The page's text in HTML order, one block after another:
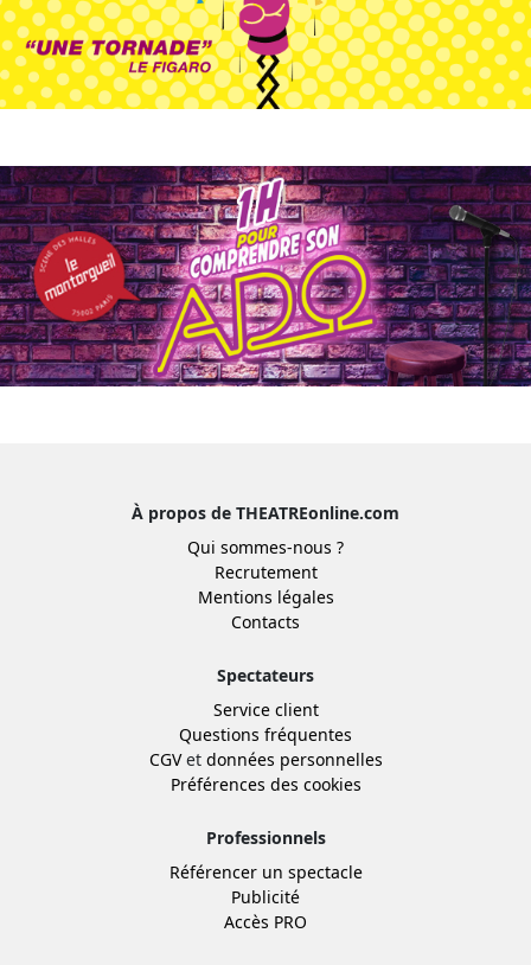
À propos de THEATREonline.com
Qui sommes-nous ?
Recrutement
Mentions légales
Contacts
Spectateurs
Service client
Questions fréquentes
CGVet données personnelles
Préférences des cookies
Professionnels
Référencer un spectacle
Publicité
Accès PRO